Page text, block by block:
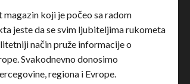
koji je počeo sa radom
jeste da se svim ljubiteljima rukometa
način pruže informacije o
Svakodnevno donosimo
regiona i Evrope.